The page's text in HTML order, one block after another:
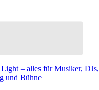
– alles für Musiker, DJs,
und Bühne